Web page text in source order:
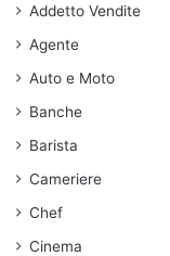
Addetto Vendite
Agente
Auto e Moto
Banche
Barista
Cameriere
Chef
Cinema